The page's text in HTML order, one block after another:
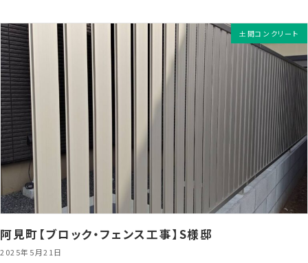
土間コンクリート
阿見町【ブロック・フェンス工事】S様邸
2025年5月21日